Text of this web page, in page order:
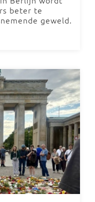
beter te
geweld.